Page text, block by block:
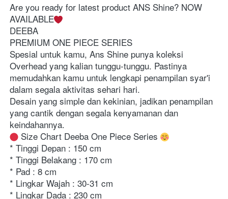
Are you ready for latest product ANS Shine? NOW
AVAILABLE
DEEBA
PREMIUM ONE PIECE SERIES
Spesial untuk kamu, Ans Shine punya koleksi
Overhead yang kalian tunggu-tunggu. Pastinya
memudahkan kamu untuk lengkapi penampilan syar'i
dalam segala aktivitas sehari hari.
Desain yang simple dan kekinian, jadikan penampilan
yang cantik dengan segala kenyamanan dan
keindahannya.
Size Chart Deeba One Piece Series
* Tinggi Depan : 150 cm
* Tinggi Belakang : 170 cm
* Pad : 8 cm
* Lingkar Wajah : 30-31 cm
* Lingkar Dada : 230 cm